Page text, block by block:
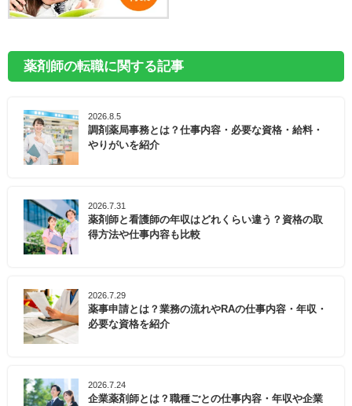
薬剤師の転職に関する記事
2026.8.5
調剤薬局事務とは？仕事内容・必要な資格・給料・
やりがいを紹介
2026.7.31
薬剤師と看護師の年収はどれくらい違う？資格の取
得方法や仕事内容も比較
2026.7.29
薬事申請とは？業務の流れやRAの仕事内容・年収・
必要な資格を紹介
2026.7.24
企業薬剤師とは？職種ごとの仕事内容・年収や企業